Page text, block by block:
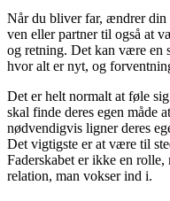
Når du bliver far, ændrer
ven eller partner til også at
og retning. Det kan være en
hvor alt er nyt, og
Det er helt normalt at føle
skal finde deres egen måde
nødvendigvis ligner deres
Det vigtigste er at være til
Faderskabet er ikke en
relation, man vokser ind i.